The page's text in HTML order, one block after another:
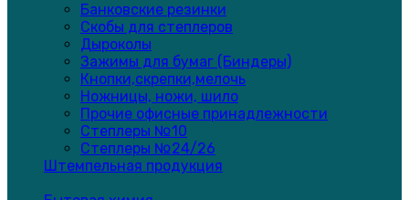
Банковские резинки
Скобы для степлеров
Дыроколы
Зажимы для бумаг (Биндеры)
Кнопки,скрепки,мелочь
Ножницы, ножи, шило
Прочие офисные принадлежности
Степлеры №10
Степлеры №24/26
Штемпельная продукция